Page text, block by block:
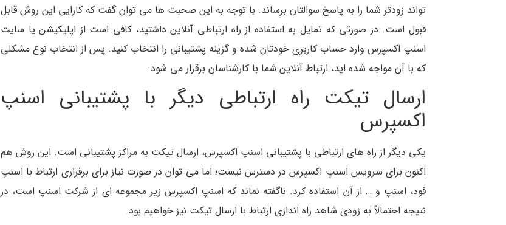
تواند زودتر شما را به پاسخ سوالتان برساند. با توجه به این صحبت ها می توان گفت که کارایی این روش قابل
قبول است. در صورتی که تمایل به استفاده از راه ارتباطی آنلاین داشتید، کافی است از اپلیکیشن یا سایت
اسنپ اکسپرس وارد حساب کاربری خودتان شده و گزینه پشتیبانی را انتخاب کنید. پس از انتخاب نوع مشکلی
که با آن مواجه شده اید، ارتباط آنلاین شما با کارشناسان برقرار می شود.
ارسال تیکت راه ارتباطی دیگر با پشتیبانی اسنپ
اکسپرس
یکی دیگر از راه های ارتباطی با پشتیبانی اسنپ اکسپرس، ارسال تیکت به مراکز پشتیبانی است. این روش هم
اکنون برای سرویس اسنپ اکسپرس در دسترس نیست؛ اما می توان در صورت نیاز برای برقراری ارتباط با اسنپ
فود، اسنپ و … از آن استفاده کرد. ناگفته نماند که اسنپ اکسپرس زیر مجموعه ای از شرکت اسنپ است، در
نتیجه احتمالاً به زودی شاهد راه اندازی ارتباط با ارسال تیکت نیز خواهیم بود.